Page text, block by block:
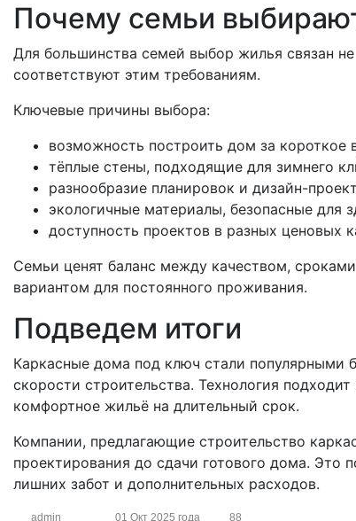
Почему семьи
Для большинства семей выбор жилья связан
соответствуют этим требованиям.
Ключевые причины выбора:
возможность построить дом за короткое
тёплые стены, подходящие для зимнего
разнообразие планировок и дизайн-
экологичные материалы, безопасные для
доступность проектов в разных ценовых
Семьи ценят баланс между качеством,
вариантом для постоянного проживания.
Подведем итоги
Каркасные дома под ключ стали популярными
скорости строительства. Технология
комфортное жильё на длительный срок.
Компании, предлагающие строительство
проектирования до сдачи готового дома. Это
лишних забот и дополнительных расходов.
admin 01 Окт 2025 года 88